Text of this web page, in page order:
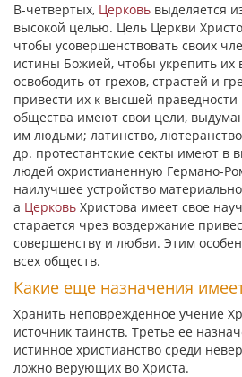
В-четвертых, Церковь выделяется
высокой целью. Цель Церкви
чтобы усовершенствовать своих
истины Божией, чтобы укрепить их
освободить от грехов, страстей и
привести их к высшей
общества имеют свои цели,
им людьми; латинство,
др. протестантские секты имеют в
людей охристианенную Германо-
наилучшее устройство
а Церковь Христова имеет свое
старается чрез воздержание
совершенству и любви. Этим
всех обществ.
Какие еще назначения
Хранить неповрежденное учение
источник таинств. Третье ее
истинное христианство среди
ложно верующих во Христа.